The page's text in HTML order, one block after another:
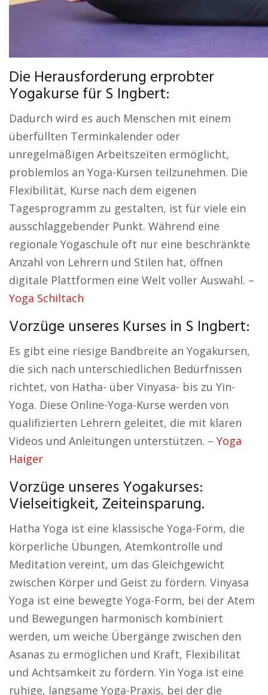
Die Herausforderung erprobter
Yogakurse für S Ingbert:
Dadurch wird es auch Menschen mit einem
überfüllten Terminkalender oder
unregelmäßigen Arbeitszeiten ermöglicht,
problemlos an Yoga-Kursen teilzunehmen. Die
Flexibilität, Kurse nach dem eigenen
Tagesprogramm zu gestalten, ist für viele ein
ausschlaggebender Punkt. Während eine
regionale Yogaschule oft nur eine beschränkte
Anzahl von Lehrern und Stilen hat, öffnen
digitale Plattformen eine Welt voller Auswahl. –
Yoga Schiltach
Vorzüge unseres Kurses in S Ingbert:
Es gibt eine riesige Bandbreite an Yogakursen,
die sich nach unterschiedlichen Bedürfnissen
richtet, von Hatha- über Vinyasa- bis zu Yin-
Yoga. Diese Online-Yoga-Kurse werden von
qualifizierten Lehrern geleitet, die mit klaren
Videos und Anleitungen unterstützen. – Yoga
Haiger
Vorzüge unseres Yogakurses:
Vielseitigkeit, Zeiteinsparung.
Hatha Yoga ist eine klassische Yoga-Form, die
körperliche Übungen, Atemkontrolle und
Meditation vereint, um das Gleichgewicht
zwischen Körper und Geist zu fördern. Vinyasa
Yoga ist eine bewegte Yoga-Form, bei der Atem
und Bewegungen harmonisch kombiniert
werden, um weiche Übergänge zwischen den
Asanas zu ermöglichen und Kraft, Flexibilität
und Achtsamkeit zu fördern. Yin Yoga ist eine
ruhige, langsame Yoga-Praxis, bei der die